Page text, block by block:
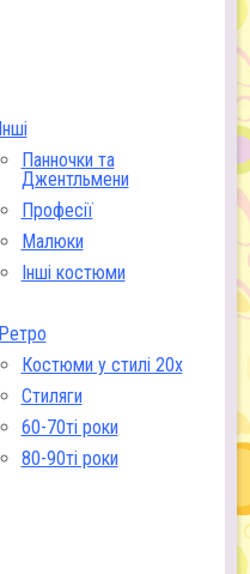
Інші
Панночки та
Джентльмени
Професії
Малюки
Інші костюми
Ретро
Костюми у стилі 20х
Стиляги
60-70ті роки
80-90ті роки